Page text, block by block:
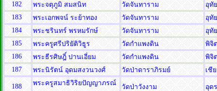
182
พระจตุภูมิ สมสนิท วัดจันทาราม
อุทั
183
พระเอกพจน์ ระย้าทอง วัดจันทาราม
อุทั
184
พระชรินทร์ พรหมรักษ์ วัดจันทาราม
อุทั
185
พระครูศรีปริยัติวิธูร วัดกำแพงดิน
พิจิ
186
พระธีรศิษฎิ์ ปานเอี่ยม วัดกำแพงดิน
พิจิ
187
พระนิรัตน์ อุดมสงวนวงศ์ วัดป่าดาราภิรมย์ เชี
188 พระครูสมาธิวิริยปัญญาภรณ์
วัดป่าวังงาม อุด